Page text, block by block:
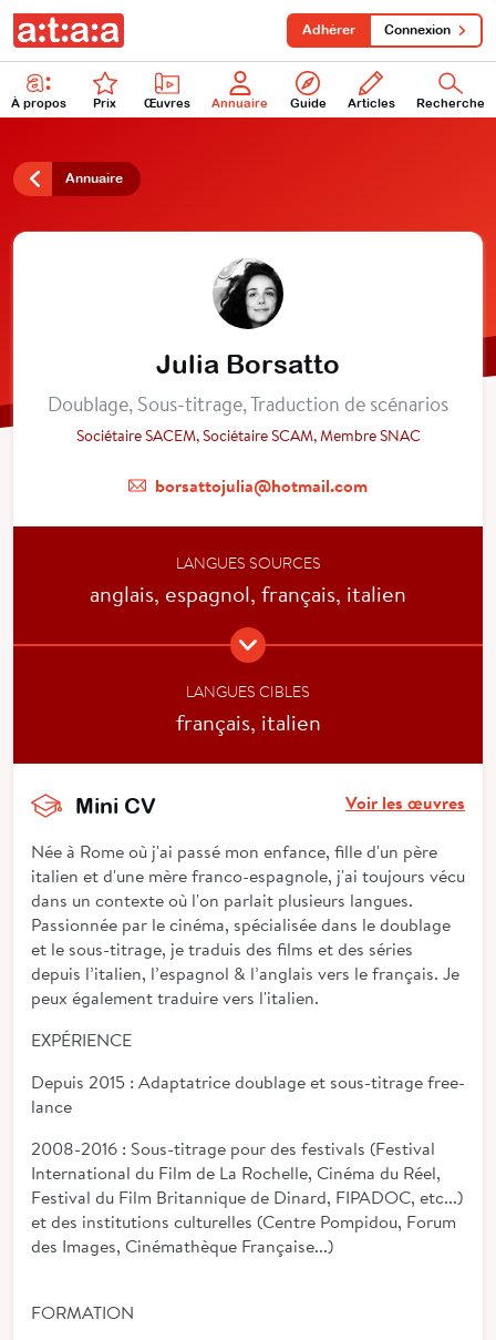
À propos Prix Œuvres Annuaire Guide Articles Recherche
Adhérer Connexion
Annuaire
Julia Borsatto
Doublage, Sous-titrage, Traduction de scénarios
Sociétaire SACEM, Sociétaire SCAM, Membre SNAC
borsattojulia@hotmail.com
LANGUES SOURCES
anglais, espagnol, français, italien
LANGUES CIBLES
français, italien
Mini CV Voir les œuvres
Née à Rome où j'ai passé mon enfance, fille d'un père
italien et d'une mère franco-espagnole, j'ai toujours vécu
dans un contexte où l'on parlait plusieurs langues.
Passionnée par le cinéma, spécialisée dans le doublage
et le sous-titrage, je traduis des films et des séries
depuis l’italien, l’espagnol & l’anglais vers le français. Je
peux également traduire vers l'italien.
EXPÉRIENCE
Depuis 2015 : Adaptatrice doublage et sous-titrage free-
lance
2008-2016 : Sous-titrage pour des festivals (Festival
International du Film de La Rochelle, Cinéma du Réel,
Festival du Film Britannique de Dinard, FIPADOC, etc...)
et des institutions culturelles (Centre Pompidou, Forum
des Images, Cinémathèque Française...)
FORMATION